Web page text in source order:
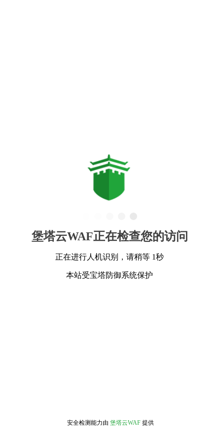
堡塔云WAF正在检查您的访问
正在进行人机识别，请稍等 1秒
本站受宝塔防御系统保护
安全检测能力由 堡塔云WAF 提供